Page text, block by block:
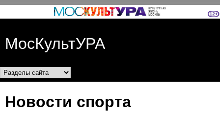
Перейти к основному
МосКультУРА
Разделы сайта
Новости спорта